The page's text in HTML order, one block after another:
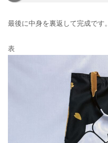
最後に中身を裏返して完成です。
表